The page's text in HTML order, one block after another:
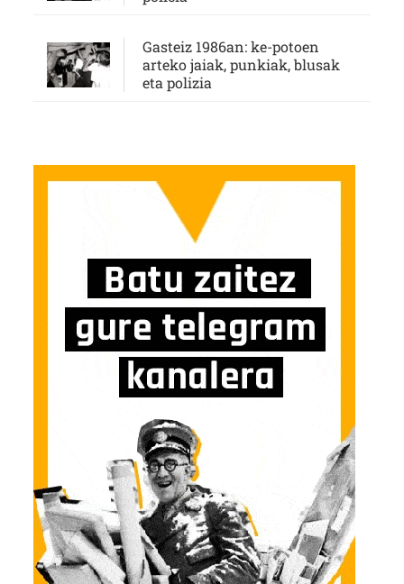
Gasteiz 1986an: ke-potoen
arteko jaiak, punkiak, blusak
eta polizia